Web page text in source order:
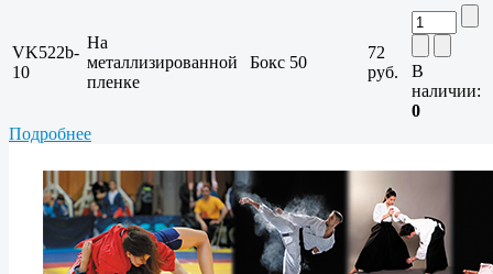
VK522b-
10
На
металлизированной
пленке
Бокс 50
72
руб.
В
наличии:
0
Подробнее